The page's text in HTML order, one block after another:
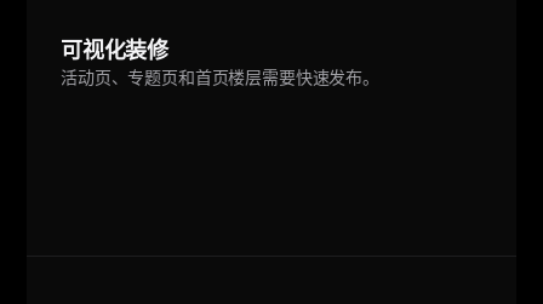
可视化装修
活动页、专题页和首页楼层需要快速发布。